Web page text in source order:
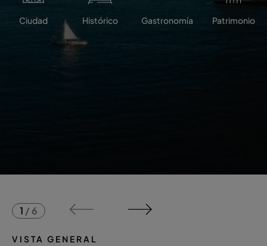
Ciudad Histórico Gastronomía Patrimonio
VISTA GENERAL
1 / 6